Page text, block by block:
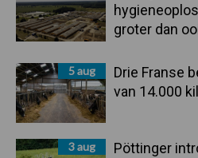
groter dan
5 aug
Drie Franse
van 14.000
3 aug
Pöttinger